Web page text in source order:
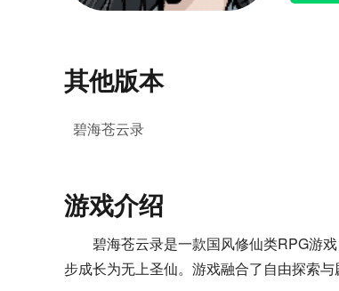
其他版本
碧海苍云录
游戏介绍
碧海苍云录是一款国风修仙类RPG游
步成长为无上圣仙。游戏融合了自由探索与